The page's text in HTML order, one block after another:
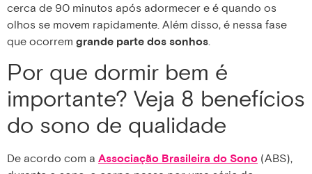
cerca de 90 minutos após adormecer e é quando os
olhos se movem rapidamente. Além disso, é nessa fase
que ocorrem grande parte dos sonhos.
Por que dormir bem é
importante? Veja 8 benefícios
do sono de qualidade
De acordo com a Associação Brasileira do Sono (ABS),